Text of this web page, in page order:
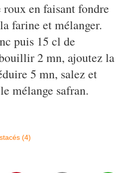
en faisant fondre
farine et mélanger.
puis 15 cl de
2 mn, ajoutez la
5 mn, salez et
mélange safran.
(4)